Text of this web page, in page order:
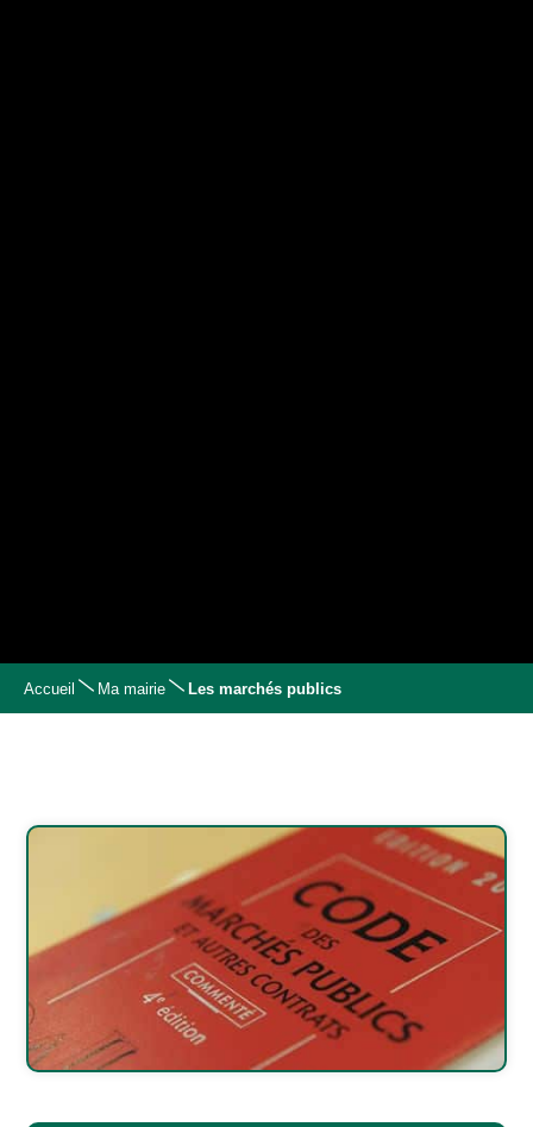
Accueil Ma mairie Les marchés publics